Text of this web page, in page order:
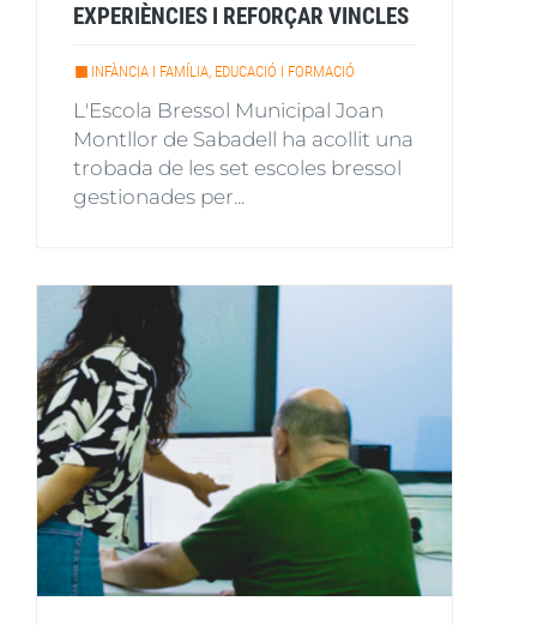
EXPERIÈNCIES I REFORÇAR VINCLES
INFÀNCIA I FAMÍLIA, EDUCACIÓ I FORMACIÓ
L'Escola Bressol Municipal Joan
Montllor de Sabadell ha acollit una
trobada de les set escoles bressol
gestionades per...